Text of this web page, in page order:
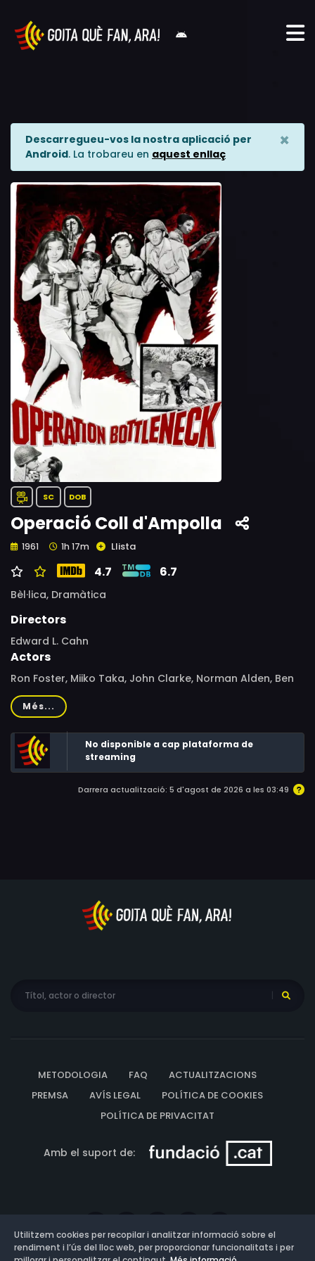
Descarregueu-vos la nostra aplicació per
Android. La trobareu en aquest enllaç
×
SC DOB
Operació Coll d'Ampolla
1961 1h 17m Llista
4.7 6.7
Bèl·lica, Dramàtica
Directors
Edward L. Cahn
Actors
Ron Foster, Miiko Taka, John Clarke, Norman Alden, Ben
Wright, Dale Ishimoto, Jane Chang
Més...
No disponible a cap plataforma de
streaming
Darrera actualització: 5 d'agost de 2026 a les 03:49
METODOLOGIA FAQ
ACTUALITZACIONS
PREMSA
AVÍS LEGAL
POLÍTICA DE COOKIES
POLÍTICA DE PRIVACITAT
Amb el suport de:
Utilitzem cookies per recopilar i analitzar informació sobre el
rendiment i l’ús del lloc web, per proporcionar funcionalitats i per